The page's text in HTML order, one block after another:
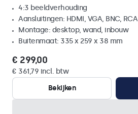
4:3 beeldverhouding
Aansluitingen: HDMI, VGA, BNC, RCA
Montage: desktop, wand, inbouw
Buitenmaat: 335 x 259 x 38 mm
€ 299,00
€ 361,79 incl. btw
Bekijken